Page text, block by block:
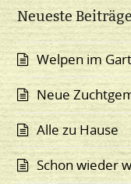
Neueste Beiträge
Welpen im
Neue
Alle zu Hause
Schon wieder